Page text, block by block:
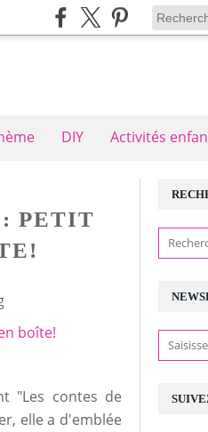
DIY Activités
PETIT
"Les contes de
elle a d'emblée